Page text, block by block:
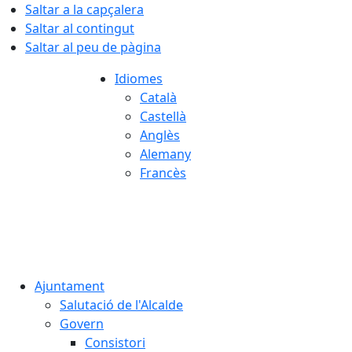
Saltar a la capçalera
Saltar al contingut
Saltar al peu de pàgina
Idiomes
Català
Castellà
Anglès
Alemany
Francès
Ajuntament
Salutació de l'Alcalde
Govern
Consistori